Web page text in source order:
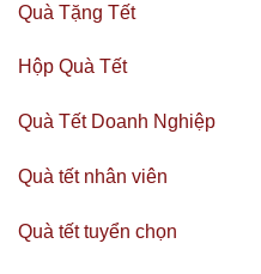
Quà Tặng Tết
Hộp Quà Tết
Quà Tết Doanh Nghiệp
Quà tết nhân viên
Quà tết tuyển chọn